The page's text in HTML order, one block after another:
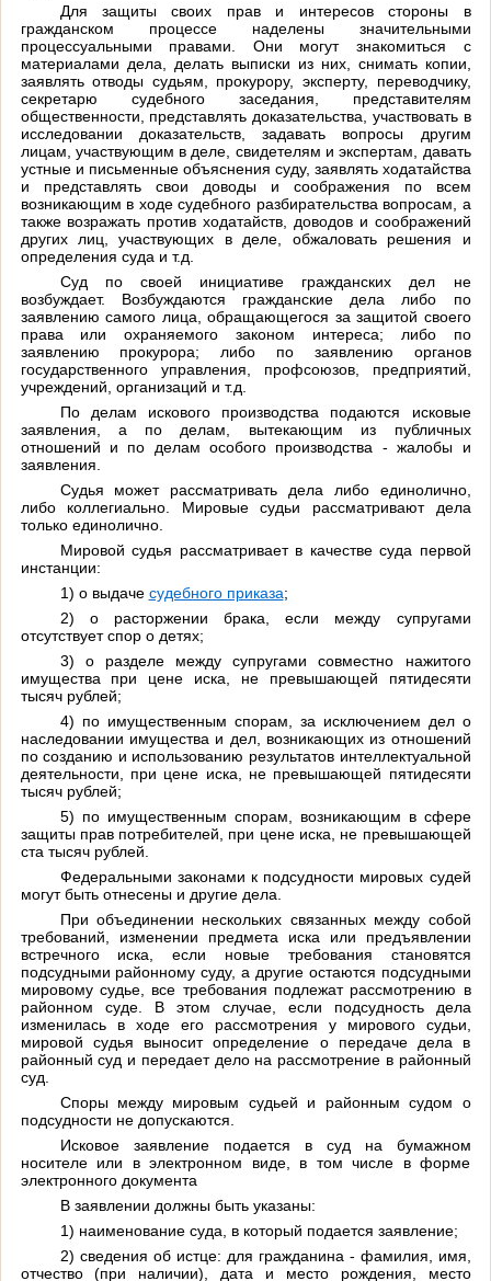
Для защиты своих прав и интересов стороны в
гражданском процессе наделены значительными
процессуальными правами. Они могут знакомиться с
материалами дела, делать выписки из них, снимать копии,
заявлять отводы судьям, прокурору, эксперту, переводчику,
секретарю судебного заседания, представителям
общественности, представлять доказательства, участвовать в
исследовании доказательств, задавать вопросы другим
лицам, участвующим в деле, свидетелям и экспертам, давать
устные и письменные объяснения суду, заявлять ходатайства
и представлять свои доводы и соображения по всем
возникающим в ходе судебного разбирательства вопросам, а
также возражать против ходатайств, доводов и соображений
других лиц, участвующих в деле, обжаловать решения и
определения суда и т.д.
Суд по своей инициативе гражданских дел не
возбуждает. Возбуждаются гражданские дела либо по
заявлению самого лица, обращающегося за защитой своего
права или охраняемого законом интереса; либо по
заявлению прокурора; либо по заявлению органов
государственного управления, профсоюзов, предприятий,
учреждений, организаций и т.д.
По делам искового производства подаются исковые
заявления, а по делам, вытекающим из публичных
отношений и по делам особого производства - жалобы и
заявления.
Судья может рассматривать дела либо единолично,
либо коллегиально. Мировые судьи рассматривают дела
только единолично.
Мировой судья рассматривает в качестве суда первой
инстанции:
1) о выдаче судебного приказа;
2) о расторжении брака, если между супругами
отсутствует спор о детях;
3) о разделе между супругами совместно нажитого
имущества при цене иска, не превышающей пятидесяти
тысяч рублей;
4) по имущественным спорам, за исключением дел о
наследовании имущества и дел, возникающих из отношений
по созданию и использованию результатов интеллектуальной
деятельности, при цене иска, не превышающей пятидесяти
тысяч рублей;
5) по имущественным спорам, возникающим в сфере
защиты прав потребителей, при цене иска, не превышающей
ста тысяч рублей.
Федеральными законами к подсудности мировых судей
могут быть отнесены и другие дела.
При объединении нескольких связанных между собой
требований, изменении предмета иска или предъявлении
встречного иска, если новые требования становятся
подсудными районному суду, а другие остаются подсудными
мировому судье, все требования подлежат рассмотрению в
районном суде. В этом случае, если подсудность дела
изменилась в ходе его рассмотрения у мирового судьи,
мировой судья выносит определение о передаче дела в
районный суд и передает дело на рассмотрение в районный
суд.
Споры между мировым судьей и районным судом о
подсудности не допускаются.
Исковое заявление подается в суд на бумажном
носителе или в электронном виде, в том числе в форме
электронного документа
В заявлении должны быть указаны:
1) наименование суда, в который подается заявление;
2) сведения об истце: для гражданина - фамилия, имя,
отчество (при наличии), дата и место рождения, место